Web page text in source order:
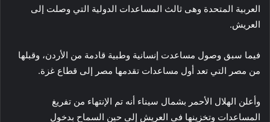
العربية المتحدة وهى ثالث المساعدات الدولية التي وصلت إلى
العريش.
فيما سبق وصول مساعدت إنسانية وطبية قادمة من الأردن، وقبلها
من مصر التي تعد أول مساعدات تقدمها مصر إلى قطاع غزة.
وأعلن الهلال الأحمر بشمال سيناء أنه تم الإنتهاء من تفريغ
المساعدات وتخزينها فى العريش إلى حين السماح بدخول